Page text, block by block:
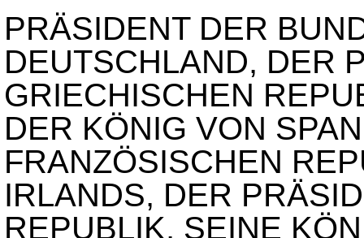
PRÄSIDENT DER
DEUTSCHLAND, DER
GRIECHISCHEN
DER KÖNIG VON
FRANZÖSISCHEN
IRLANDS, DER
REPUBLIK, SEINE